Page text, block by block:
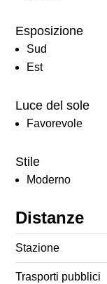
Esposizione
Sud
Est
Luce del sole
Favorevole
Stile
Moderno
Distanze
Stazione
Trasporti pubblici